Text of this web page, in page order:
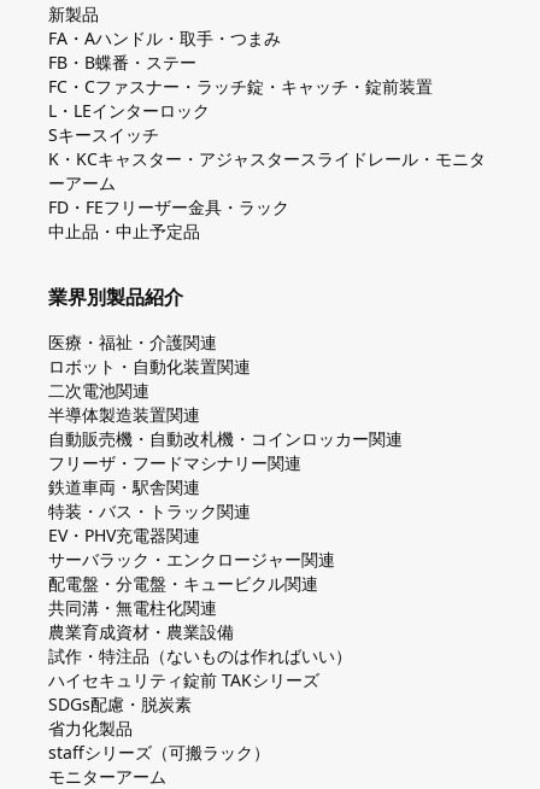
新製品
FA・Aハンドル・取手・つまみ
FB・B蝶番・ステー
FC・Cファスナー・ラッチ錠・キャッチ・錠前装置
L・LEインターロック
Sキースイッチ
K・KCキャスター・アジャスタースライドレール・モニタ
ーアーム
FD・FEフリーザー金具・ラック
中止品・中止予定品
業界別製品紹介
医療・福祉・介護関連
ロボット・自動化装置関連
二次電池関連
半導体製造装置関連
自動販売機・自動改札機・コインロッカー関連
フリーザ・フードマシナリー関連
鉄道車両・駅舎関連
特装・バス・トラック関連
EV・PHV充電器関連
サーバラック・エンクロージャー関連
配電盤・分電盤・キュービクル関連
共同溝・無電柱化関連
農業育成資材・農業設備
試作・特注品（ないものは作ればいい）
ハイセキュリティ錠前 TAKシリーズ
SDGs配慮・脱炭素
省力化製品
staffシリーズ（可搬ラック）
モニターアーム